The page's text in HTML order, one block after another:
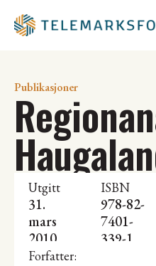
Publikasjoner
Utgitt
31.
mars
2010
ISBN
978-82-
7401-
339-1
Forfatter: